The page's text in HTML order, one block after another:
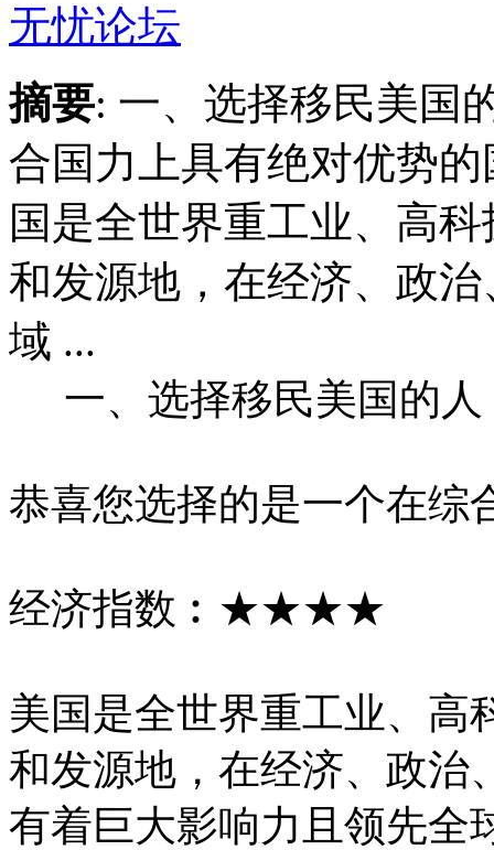
无忧论坛
摘要: 一、选择移民美国
合国力上具有绝对优势
国是全世界重工业、高
和发源地，在经济、政
域 ...
一、选择移民美国的人
恭喜您选择的是一个在综
经济指数︰★★★★
美国是全世界重工业、高
和发源地，在经济、政治
有着巨大影响力且领先全